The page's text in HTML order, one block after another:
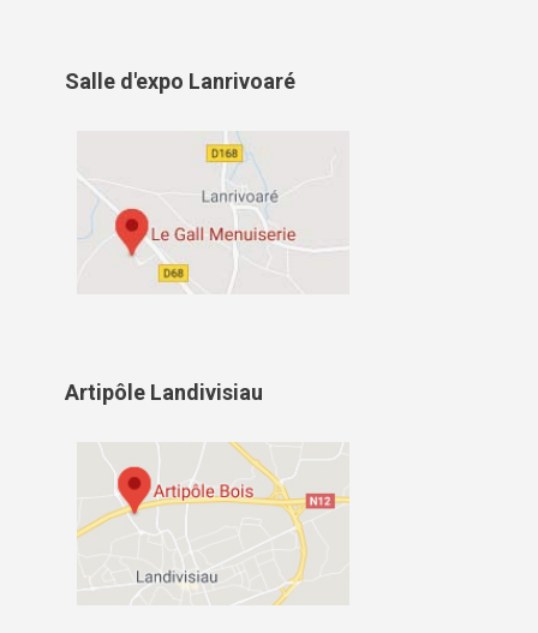
Salle d'expo Lanrivoaré
Artipôle Landivisiau